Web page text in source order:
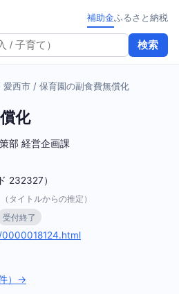
検索
補助金ふるさと納税
愛西市 / 保育園の副食費無償化
化
部 経営企画課
232327）
（タイトルからの推定）
受付終了
）→